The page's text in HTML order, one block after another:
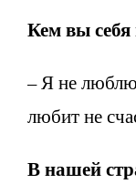
Кем вы себя
– Я не
любит не
В нашей